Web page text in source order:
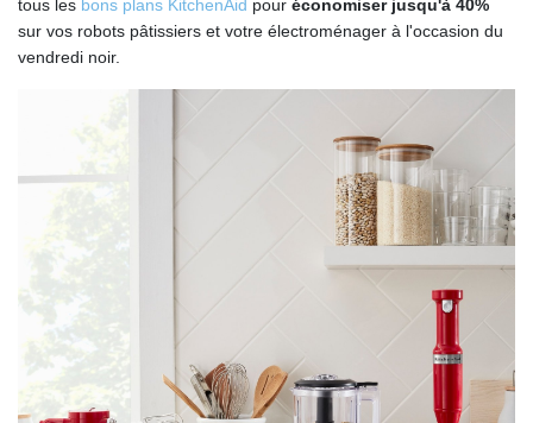
tous les bons plans KitchenAid pour économiser jusqu'à 40%
sur vos robots pâtissiers et votre électroménager à l'occasion du
vendredi noir.